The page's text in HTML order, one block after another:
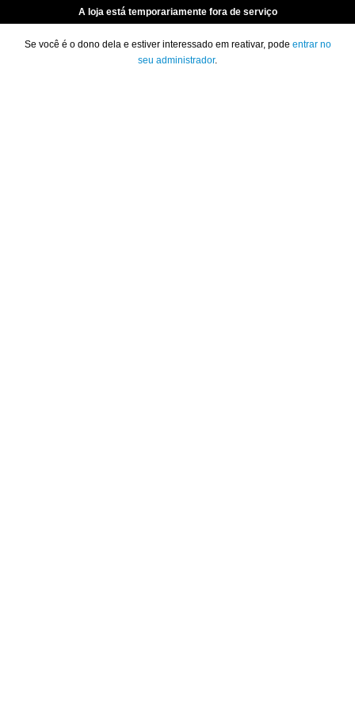
A loja está temporariamente fora de serviço
Se você é o dono dela e estiver interessado em reativar, pode entrar no
seu administrador.